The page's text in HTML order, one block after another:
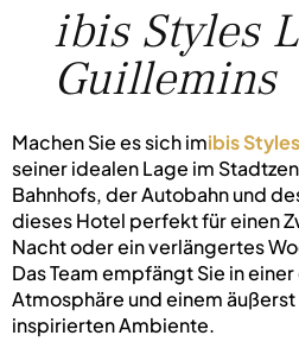
ibis Styles
Guillemins
Machen Sie es sich imibis
seiner idealen Lage im
Bahnhofs, der Autobahn und
dieses Hotel perfekt für einen
Nacht oder ein verlängertes
Das Team empfängt Sie in
Atmosphäre und einem
inspirierten Ambiente.